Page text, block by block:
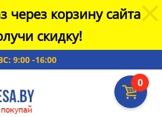
через корзину сайта
скидку!
9:00 -16:00
0